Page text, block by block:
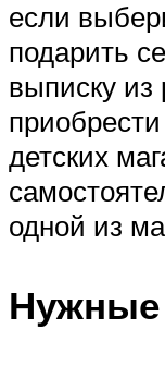
если
подарить
выписку
детских
одной из